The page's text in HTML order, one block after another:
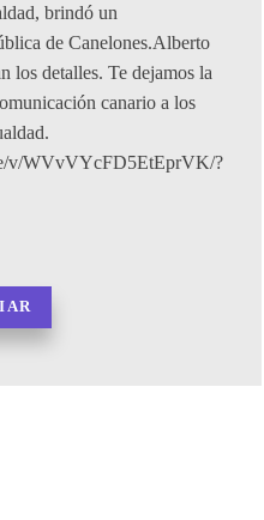
brindó un
de Canelones.Alberto
los detalles. Te dejamos la
canario a los
v/WVvVYcFD5EtEprVK/?